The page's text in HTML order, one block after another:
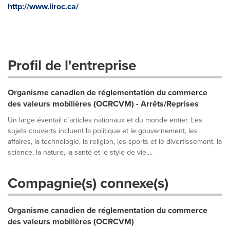
http://www.iiroc.ca/
Profil de l'entreprise
Organisme canadien de réglementation du commerce
des valeurs mobilières (OCRCVM) - Arrêts/Reprises
Un large éventail d´articles nationaux et du monde entier. Les
sujets couverts incluent la politique et le gouvernement, les
affaires, la technologie, la religion, les sports et le divertissement, la
science, la nature, la santé et le style de vie....
Compagnie(s) connexe(s)
Organisme canadien de réglementation du commerce
des valeurs mobilières (OCRCVM)